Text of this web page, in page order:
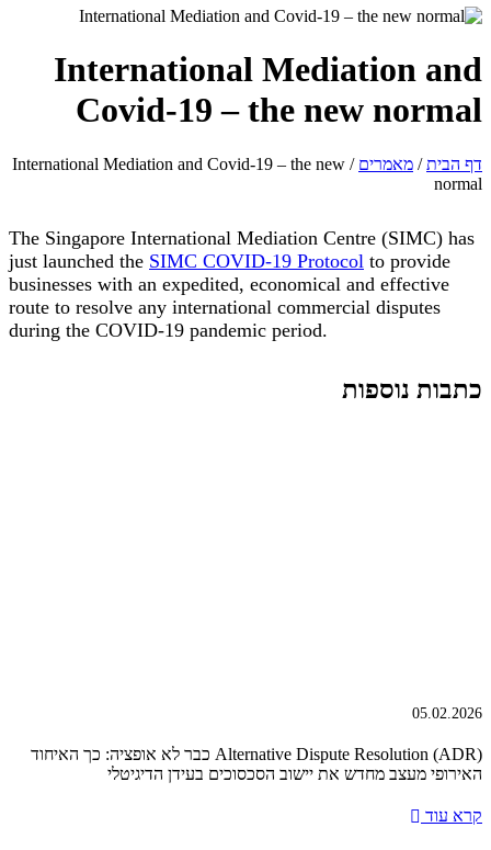
International Mediation and
Covid-19 – the new normal
דף הבית/ מאמרים
/ International Mediation and Covid-19 – the new
normal
The Singapore International Mediation Centre (SIMC) has
just launched the SIMC COVID-19 Protocol to provide
businesses with an expedited, economical and effective
route to resolve any international commercial disputes
during the COVID-19 pandemic period.
כתבות נוספות
05.02.2026
Alternative Dispute Resolution (ADR) כבר לא אופציה: כך האיחוד
האירופי מעצב מחדש את יישוב הסכסוכים בעידן הדיגיטלי
קרא עוד